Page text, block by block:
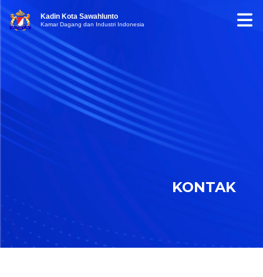
Kadin Kota Sawahlunto
Kamar Dagang dan Industri Indonesia
KONTAK